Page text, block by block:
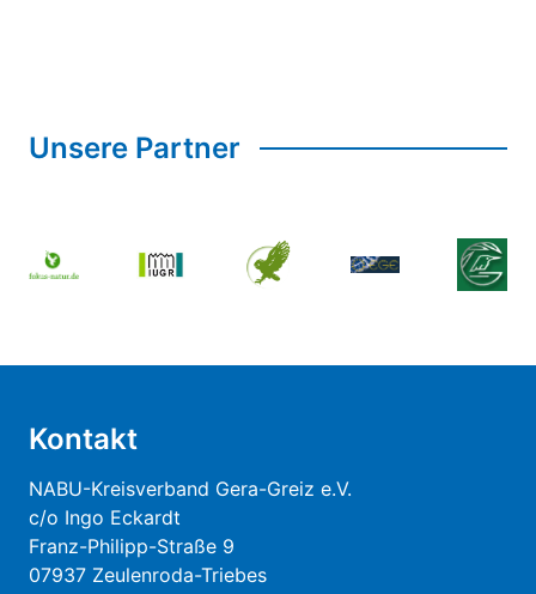
Unsere Partner
Kontakt
NABU-Kreisverband Gera-Greiz e.V.
c/o Ingo Eckardt
Franz-Philipp-Straße 9
07937 Zeulenroda-Triebes